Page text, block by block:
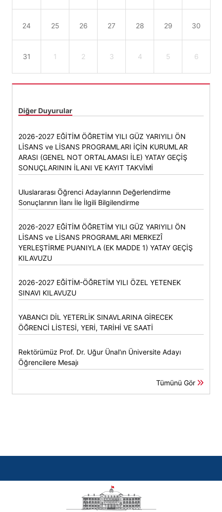
24 25 26 27 28 29 30
31 1 2 3 4 5 6
Diğer Duyurular
2026-2027 EĞİTİM ÖĞRETİM YILI GÜZ YARIYILI ÖN
LİSANS ve LİSANS PROGRAMLARI İÇİN KURUMLAR
ARASI (GENEL NOT ORTALAMASI İLE) YATAY GEÇİŞ
SONUÇLARININ İLANI VE KAYIT TAKVİMİ
Uluslararası Öğrenci Adaylarının Değerlendirme
Sonuçlarının İlanı İle İlgili Bilgilendirme
2026-2027 EĞİTİM ÖĞRETİM YILI GÜZ YARIYILI ÖN
LİSANS ve LİSANS PROGRAMLARI MERKEZÎ
YERLEŞTİRME PUANIYLA (EK MADDE 1) YATAY GEÇİŞ
KILAVUZU
2026-2027 EĞİTİM-ÖĞRETİM YILI ÖZEL YETENEK
SINAVI KILAVUZU
YABANCI DİL YETERLİK SINAVLARINA GİRECEK
ÖĞRENCİ LİSTESİ, YERİ, TARİHİ VE SAATİ
Rektörümüz Prof. Dr. Uğur Ünal'ın Üniversite Adayı
Öğrencilere Mesajı
Tümünü Gör